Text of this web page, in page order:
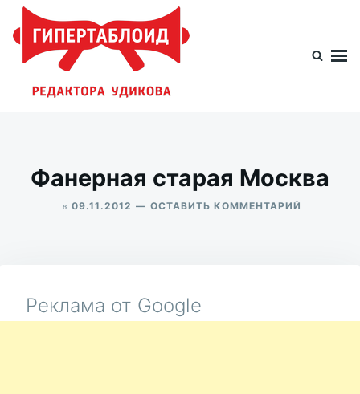
Перейти
содержимому
Искать:
Фанерная старая Москва
в 09.11.2012 ОСТАВИТЬ КОММЕНТАРИЙ
Реклама от Google